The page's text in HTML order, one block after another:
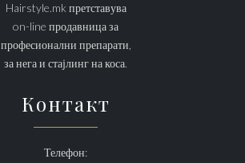
Hairstyle.mk претставува
on-line продавница за
професионални препарати,
за нега и стајлинг на коса.
Контакт
Телефон: